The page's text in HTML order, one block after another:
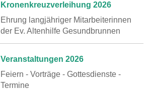
Kronenkreuzverleihung 2026
Ehrung langjähriger Mitarbeiterinnen
der Ev. Altenhilfe Gesundbrunnen
Veranstaltungen 2026
Feiern - Vorträge - Gottesdienste -
Termine